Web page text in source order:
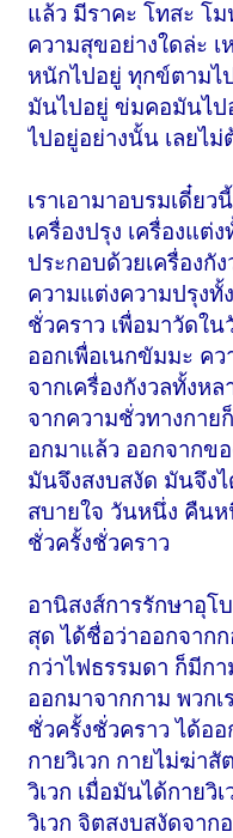
แล้ว มีราคะ โทสะ โ
ความสุขอย่างใดล่ะ
หนักไปอยู่ ทุกข์ตามไ
มันไปอยู่ ข่มคอมันไป
ไปอยู่อย่างนั้น เลยไ
เราเอามาอบรมเดี๋ยว
เครื่องปรุง เครื่องแต่
ประกอบด้วยเครื่องกั
ความแต่งความปรุงทั้
ชั่วคราว เพื่อมาวัดใ
ออกเพื่อเนกขัมมะ ค
จากเครื่องกังวลทั้งห
จากความชั่วทางกาย
อกมาแล้ว ออกจากข
มันจึงสงบสงัด มันจึงไ
สบายใจ วันหนึ่ง คืน
ชั่วครั้งชั่วคราว
อานิสงส์การรักษาอุ
สุด ได้ชื่อว่าออกจาก
กว่าไฟธรรมดา ก็มีก
ออกมาจากกาม พวก
ชั่วครั้งชั่วคราว ได้ออ
กายวิเวก กายไม่ฆ่าสั
วิเวก เมื่อมันได้กายวิ
วิเวก จิตสงบสงัดจา